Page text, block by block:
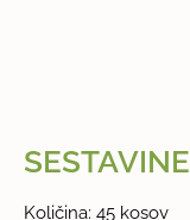
SESTAVINE
Količina: 45 kosov